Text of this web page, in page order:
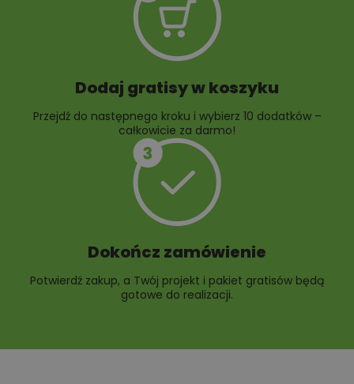
Dodaj gratisy w koszyku
Przejdź do następnego kroku i wybierz 10 dodatków –
całkowicie za darmo!
Dokończ zamówienie
Potwierdź zakup, a Twój projekt i pakiet gratisów będą
gotowe do realizacji.